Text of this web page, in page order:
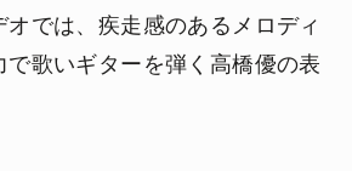
オでは、疾走感のあるメロディ
で歌いギターを弾く高橋優の表